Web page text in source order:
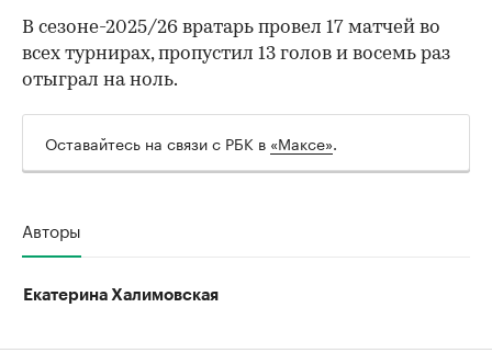
В сезоне-2025/26 вратарь провел 17 матчей во
всех турнирах, пропустил 13 голов и восемь раз
отыграл на ноль.
Оставайтесь на связи с РБК в «Максе».
Авторы
Екатерина Халимовская